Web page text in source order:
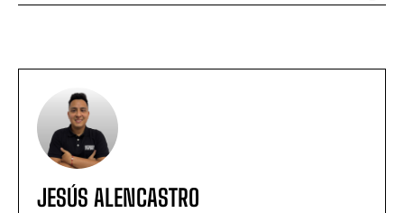
JESÚS ALENCASTRO